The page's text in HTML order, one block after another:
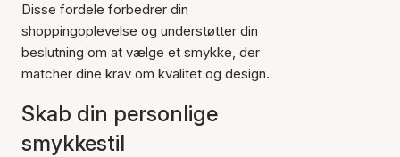
Disse fordele forbedrer din
shoppingoplevelse og understøtter din
beslutning om at vælge et smykke, der
matcher dine krav om kvalitet og design.
Skab din personlige
smykkestil